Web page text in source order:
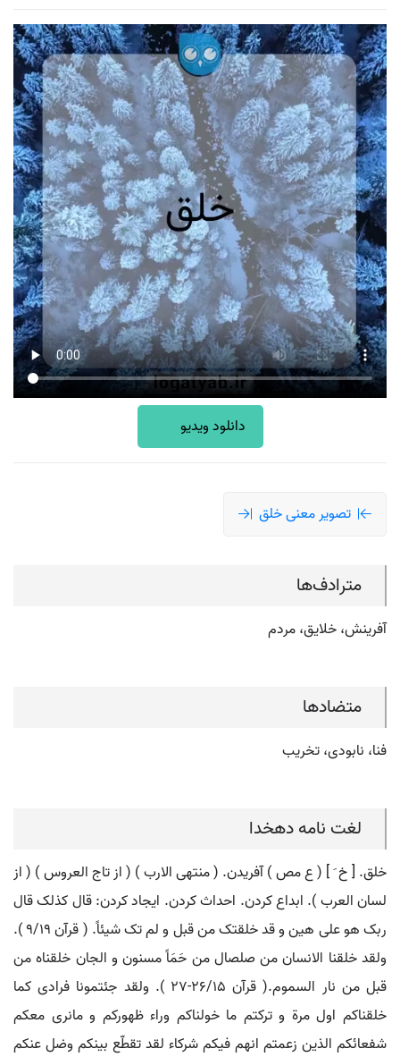
دانلود ویدیو
تصویر معنی خلق
مترادف‌ها
آفرینش، خلایق، مردم
متضادها
فنا، نابودی، تخریب
لغت نامه دهخدا
خلق. [ خ َ ] ( ع مص ) آفریدن. ( منتهی الارب ) ( از تاج العروس ) ( از
لسان العرب ). ابداع کردن. احداث کردن. ایجاد کردن: قال کذلک قال
ربک هو علی هین و قد خلقتک من قبل و لم تک شیئاً. ( قرآن 9/19 ).
ولقد خلقنا الانسان من صلصال من حَمَاً مسنون و الجان خلقناه من
قبل من نار السموم.( قرآن 26/15-27 ). ولقد جئتمونا فرادی کما
خلقناکم اول مرة و ترکتم ما خولناکم وراء ظهورکم و مانری معکم
شفعائکم الذین زعمتم انهم فیکم شرکاء لقد تقطّع بینکم وضل عنکم